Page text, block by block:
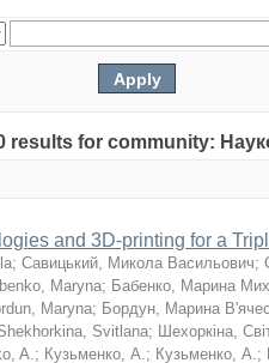
results for community:
and 3D-printing for a
; Савицький, Микола Васильович;
Maryna; Бабенко, Марина
Maryna; Бордун, Марина
Svitlana; Шехоркіна,
A.; Кузьменко, А.; Кузьменко, А.;